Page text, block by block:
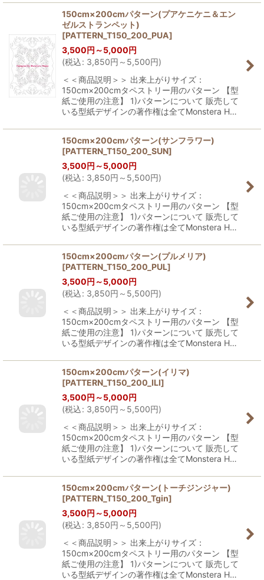
150cm×200cmパターン(プアケニケニ＆エン
ゼルストランペット)
[PATTERN_T150_200_PUA]
3,500円 ～5,000円
(税込: 3,850円 ～5,500円)
＜＜商品説明＞＞ 出来上がりサイズ：
150cm×200cmタペストリー用のパターン 【型
紙ご使用の注意】 1)パターンについて 販売して
いる型紙デザインの著作権は全てMonstera H…
150cm×200cmパターン(サンフラワー)
[PATTERN_T150_200_SUN]
3,500円 ～5,000円
(税込: 3,850円 ～5,500円)
＜＜商品説明＞＞ 出来上がりサイズ：
150cm×200cmタペストリー用のパターン 【型
紙ご使用の注意】 1)パターンについて 販売して
いる型紙デザインの著作権は全てMonstera H…
150cm×200cmパターン(プルメリア)
[PATTERN_T150_200_PUL]
3,500円 ～5,000円
(税込: 3,850円 ～5,500円)
＜＜商品説明＞＞ 出来上がりサイズ：
150cm×200cmタペストリー用のパターン 【型
紙ご使用の注意】 1)パターンについて 販売して
いる型紙デザインの著作権は全てMonstera H…
150cm×200cmパターン(イリマ)
[PATTERN_T150_200_ILI]
3,500円 ～5,000円
(税込: 3,850円 ～5,500円)
＜＜商品説明＞＞ 出来上がりサイズ：
150cm×200cmタペストリー用のパターン 【型
紙ご使用の注意】 1)パターンについて 販売して
いる型紙デザインの著作権は全てMonstera H…
150cm×200cmパターン(トーチジンジャー)
[PATTERN_T150_200_Tgin]
3,500円 ～5,000円
(税込: 3,850円 ～5,500円)
＜＜商品説明＞＞ 出来上がりサイズ：
150cm×200cmタペストリー用のパターン 【型
紙ご使用の注意】 1)パターンについて 販売して
いる型紙デザインの著作権は全てMonstera H…